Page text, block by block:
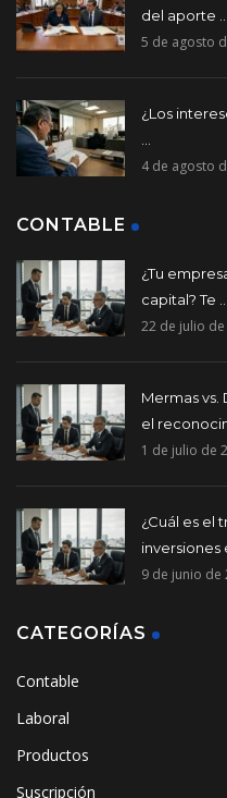
del aporte ...
5 de agosto
¿Los
4 de agosto
CONTABLE
¿Tu
capital? Te ...
22 de julio
Mermas vs.
el
1 de julio de
¿Cuál es el
inversiones
9 de junio de
CATEGORÍAS
Contable
Laboral
Productos
Suscripción